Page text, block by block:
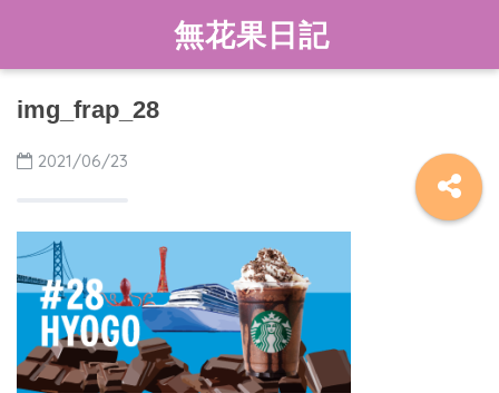
無花果日記
img_frap_28
2021/06/23